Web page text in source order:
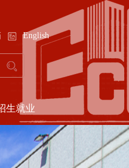
English
生就业